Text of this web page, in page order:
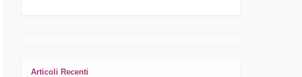
Articoli Recenti